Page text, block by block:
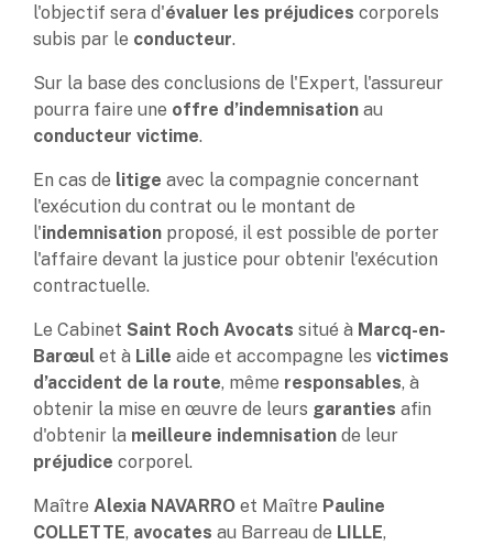
l'objectif sera d'évaluer les préjudices corporels
subis par le conducteur.
Sur la base des conclusions de l'Expert, l'assureur
pourra faire une offre d’indemnisationau
conducteur victime.
En cas de litige avec la compagnie concernant
l'exécution du contrat ou le montant de
l'indemnisationproposé, il est possible de porter
l'affaire devant la justice pour obtenir l'exécution
contractuelle.
Le Cabinet Saint Roch Avocats situé à Marcq-en-
Barœulet à Lille aide et accompagne les victimes
d’accident de la route, même responsables, à
obtenir la mise en œuvre de leurs garanties afin
d'obtenir la meilleure indemnisationde leur
préjudice corporel.
Maître Alexia NAVARROet Maître Pauline
COLLETTE, avocates au Barreau de LILLE,